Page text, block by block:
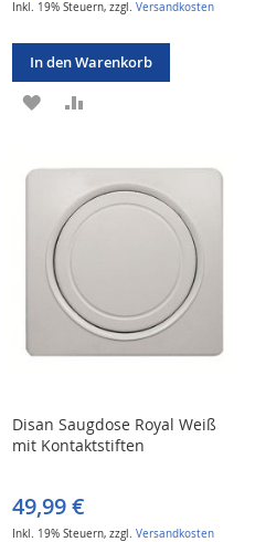
Inkl. 19% Steuern,zzgl.Versandkosten
In den Warenkorb
ZUR
Disan Saugdose Royal Weiß
mit Kontaktstiften
49,99 €
Inkl. 19% Steuern,zzgl.Versandkosten